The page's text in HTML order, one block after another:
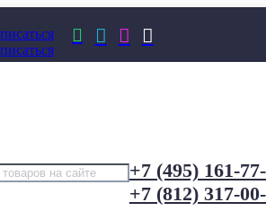
   
+7 (495) 161-
+7 (812) 317-